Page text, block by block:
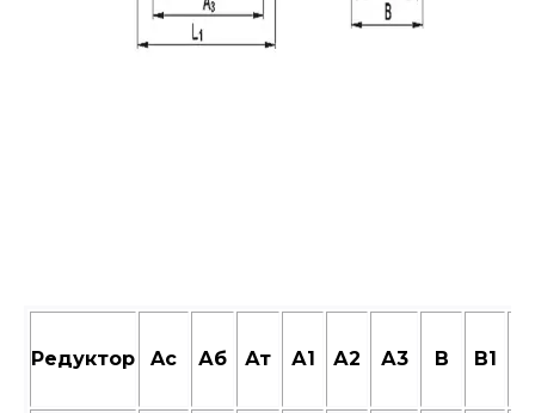
Редуктор Aс Аб Ат А1 А2 А3 В В1